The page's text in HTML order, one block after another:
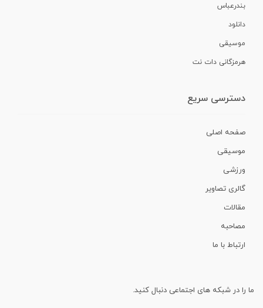
بندرعباس
دانلود
موسیقی
هرمزگانی دات نت
دسترسی سریع
صفحه اصلی
موسیقی
ورزشی
گالری تصاویر
مقالات
مصاحبه
ارتباط با ما
ما را در شبکه های اجتماعی دنبال کنید.